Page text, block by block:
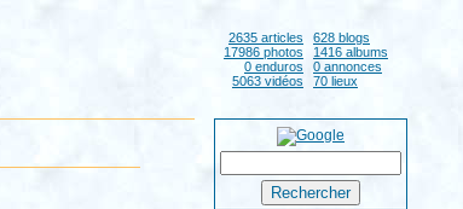
2635 articles
628 blogs
17986 photos
1416 albums
0 enduros
0 annonces
5063 vidéos
70 lieux